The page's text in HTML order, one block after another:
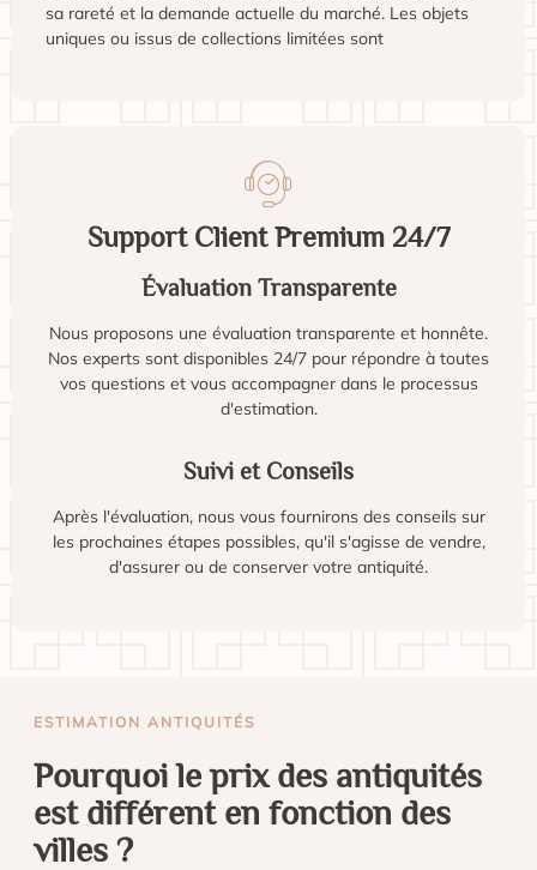
sa rareté et la demande actuelle du marché. Les objets
uniques ou issus de collections limitées sont
Support Client Premium 24/7
Évaluation Transparente
Nous proposons une évaluation transparente et honnête.
Nos experts sont disponibles 24/7 pour répondre à toutes
vos questions et vous accompagner dans le processus
d'estimation.
Suivi et Conseils
Après l'évaluation, nous vous fournirons des conseils sur
les prochaines étapes possibles, qu'il s'agisse de vendre,
d'assurer ou de conserver votre antiquité.
ESTIMATION ANTIQUITÉS
Pourquoi le prix des antiquités
est différent en fonction des
villes ?